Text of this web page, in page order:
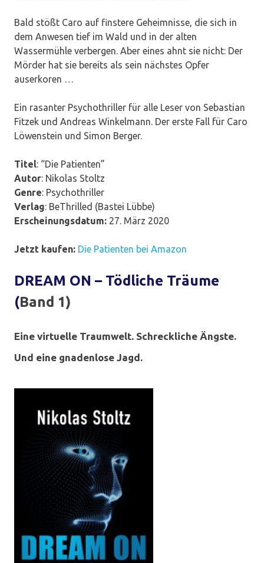
Bald stößt Caro auf finstere Geheimnisse, die sich in
dem Anwesen tief im Wald und in der alten
Wassermühle verbergen. Aber eines ahnt sie nicht: Der
Mörder hat sie bereits als sein nächstes Opfer
auserkoren …
Ein rasanter Psychothriller für alle Leser von Sebastian
Fitzek und Andreas Winkelmann. Der erste Fall für Caro
Löwenstein und Simon Berger.
Titel: “Die Patienten”
Autor: Nikolas Stoltz
Genre: Psychothriller
Verlag: BeThrilled (Bastei Lübbe)
Erscheinungsdatum: 27. März 2020
Jetzt kaufen: Die Patienten bei Amazon
DREAM ON – Tödliche Träume
(Band 1)
Eine virtuelle Traumwelt. Schreckliche Ängste.
Und eine gnadenlose Jagd.